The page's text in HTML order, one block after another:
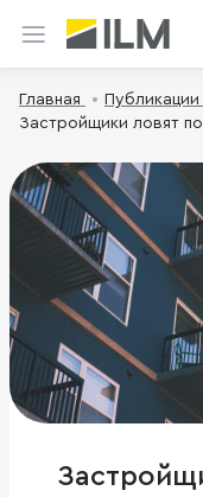
Главная Публикации
Застройщики ловят